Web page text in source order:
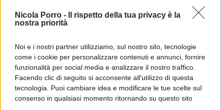
Nicola Porro -
Il rispetto della tua privacy è la
nostra priorità
Noi e i nostri partner utilizziamo, sul nostro sito, tecnologie
come i cookie per personalizzare contenuti e annunci, fornire
funzionalità per social media e analizzare il nostro traffico.
Facendo clic di seguito si acconsente all'utilizzo di questa
tecnologia. Puoi cambiare idea e modificare le tue scelte sul
consenso in qualsiasi momento ritornando su questo sito
uscita anticipata effettuate in base a regole poi
modificate.
Si tratta di persone che hanno lasciato il lavoro
confidando in un quadro normativo definito e che
ora si trovano improvvisamentein un vuoto
previdenziale. Non è un’anomalia: è l’effetto